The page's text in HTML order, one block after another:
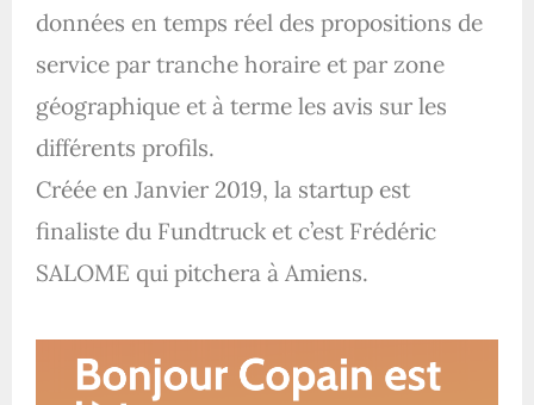
données en temps réel des propositions de
service par tranche horaire et par zone
géographique et à terme les avis sur les
différents profils.
Créée en Janvier 2019, la startup est
finaliste du Fundtruck et c’est Frédéric
SALOME qui pitchera à Amiens.